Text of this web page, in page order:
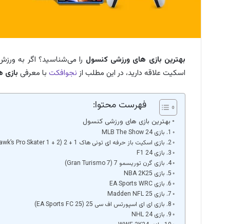
بهترین بازی‌ های ورزشی کنسول را می‌شناسید؟ اگر به
اسکیت علاقه دارید، در این مطلب ازنجوافکت با معرفی بازی‌
فهرست محتوا:
بهترین بازی‌ های ورزشی کنسول
1. بازی MLB The Show 24
2. بازی اسکیت باز حرفه ای تونی هاک 1 + 2 (Tony Hawk’s Pro Skater 1 + 2)
3. بازی F1 24
4. بازی گرن توریسمو 7 (Gran Turismo 7)
5. بازی NBA 2K25
6. بازی EA Sports WRC
7. بازی Madden NFL 25
8. بازی ای ای اسپورتس اف سی 25 (EA Sports FC 25)
9. بازی NHL 24